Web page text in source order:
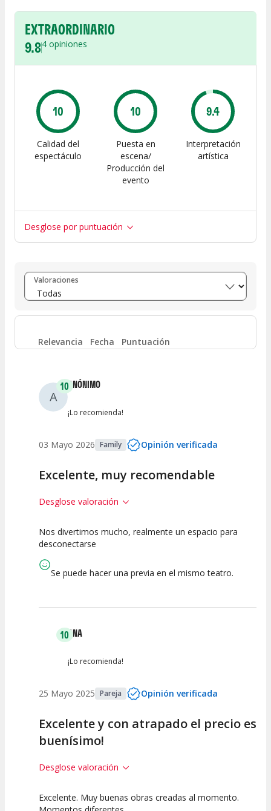
EXTRAORDINARIO
9.84 opiniones
10
Calidad del
espectáculo
10
Puesta en
escena/
Producción del
evento
9.4
Interpretación
artística
Desglose por puntuación
Entre 8 y 10 (4)
Entre 6 y 8 (0)
Entre 4 y 6 0
Entre 0 y 2
Valoraciones
Relevancia Fecha Puntuación
A
10ANÓNIMO
¡Lo recomienda!
03 Mayo 2026 Family Opinión verificada
Excelente, muy recomendable
Desglose valoración
10
Espectáculo
10 10
artística
Nos divertimos mucho, realmente un espacio para
desconectarse
Se puede hacer una previa en el mismo teatro.
10ANA
¡Lo recomienda!
25 Mayo 2025 Pareja Opinión verificada
Excelente y con atrapado el precio es
buenísimo!
Desglose valoración
10 10 10
Excelente. Muy buenas obras creadas al momento.